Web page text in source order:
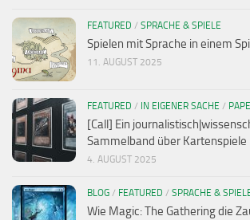
FEATURED / SPRACHE & SPIELE
Spielen mit Sprache in einem
11. AUGUST 2025
FEATURED / IN EIGENER SACHE /
[Call] Ein
Sammelband über Kartenspiele
4. AUGUST 2025
BLOG / FEATURED / SPRACHE &
Wie Magic: The Gathering die